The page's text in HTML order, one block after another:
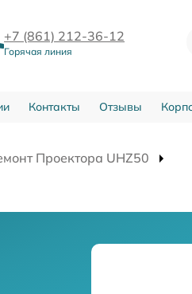
+7 (861) 212-36-12
Горячая линия
Контакты Отзывы
Проектора UHZ50